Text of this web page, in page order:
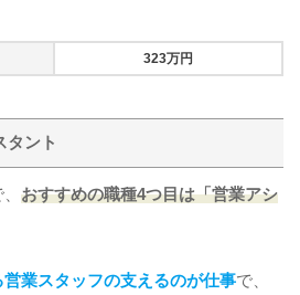
323万円
タント
おすすめの職種4つ目は「営業アシ
業スタッフの支えるのが仕事で、